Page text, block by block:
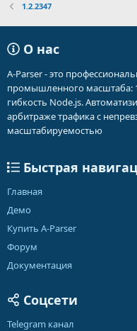
1.2.2347
О нас
A-Parser - это
промышленного масштаба:
гибкость Node.js.
арбитраже трафика с
масштабируемостью
Быстрая
Главная
Демо
Купить A-Parser
Форум
Документация
Соцсети
Telegram канал